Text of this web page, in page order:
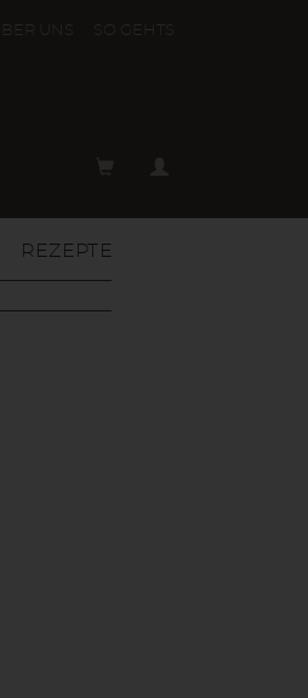
REZEPTE